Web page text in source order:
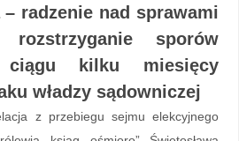
radzenie nad sprawami
sporów
kilku miesięcy
władzy sądowniczej
z przebiegu sejmu elekcyjnego